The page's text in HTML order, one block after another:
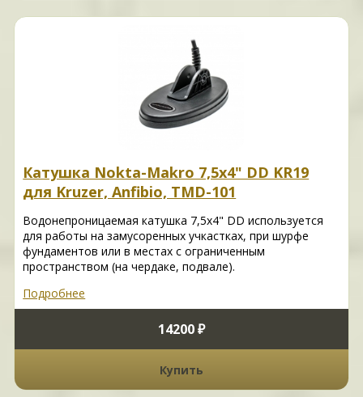
Катушка Nokta-Makro 7,5x4" DD KR19
для Kruzer, Anfibio, TMD-101
Водонепроницаемая катушка 7,5x4" DD используется
для работы на замусоренных учкастках, при шурфе
фундаментов или в местах с ограниченным
пространством (на чердаке, подвале).
Подробнее
14200 ₽
Купить